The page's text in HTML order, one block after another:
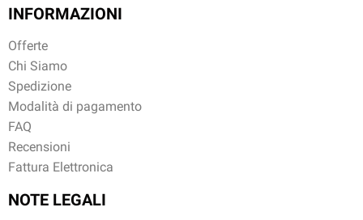
INFORMAZIONI
Offerte
Chi Siamo
Spedizione
Modalità di pagamento
FAQ
Recensioni
Fattura Elettronica
NOTE LEGALI